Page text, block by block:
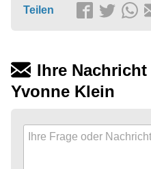
Teilen
Ihre Nachricht
Yvonne Klein